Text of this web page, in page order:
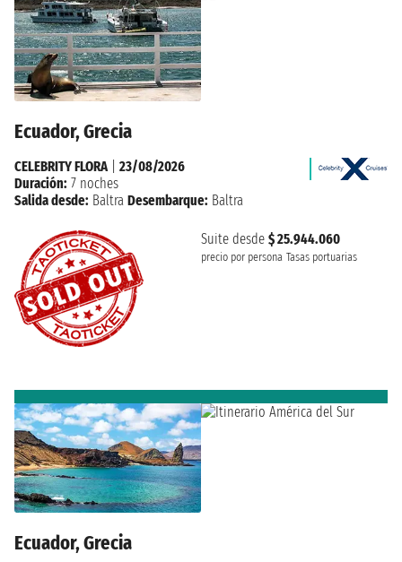
Ecuador, Grecia
Suite desde $ 25.944.060
precio por persona Tasas portuarias
CELEBRITY FLORA| 23/08/2026
Duración: 7 noches
Salida desde: Baltra Desembarque: Baltra
Ecuador, Grecia